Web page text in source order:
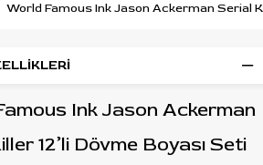
World Famous Ink Jason Ackerman Serial
Ink Jason Ackerman
12’li Dövme Boyası Seti